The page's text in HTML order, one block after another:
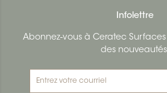
Infolettre
Abonnez-vous à Ceratec
des